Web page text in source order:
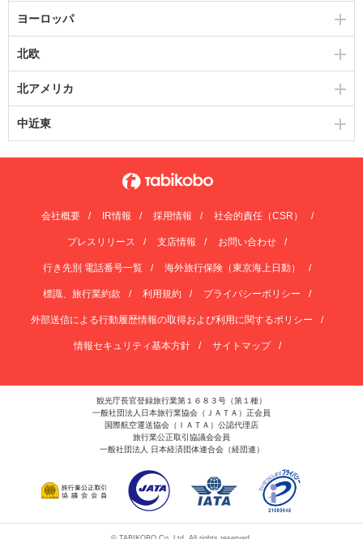
ヨーロッパ
北欧
北アメリカ
中近東
会社概要 IR情報 採用情報 社会的責任（CSR）
プレスリリース 支店情報 お問い合わせ
行き先別 電話番号一覧 海外旅行保険（東京海上日動）
標識、旅行業約款 利用規約 プライバシーポリシー
外部送信による行動履歴情報の取得および利用に関するポリシー
情報セキュリティ基本方針 サイトマップ
観光庁長官登録旅行業第１６８３号（第１種）
一般社団法人日本旅行業協会（ＪＡＴＡ）正会員
国際航空運送協会（ＩＡＴＡ）公認代理店
旅行業公正取引協議会会員
一般社団法人 日本経済団体連合会（経団連）